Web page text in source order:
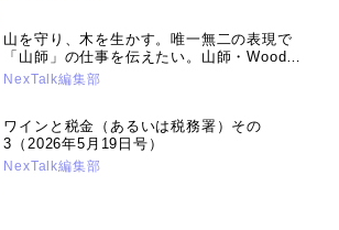
山を守り、木を生かす。唯一無二の表現で
「山師」の仕事を伝えたい。山師・Wood
Artist 高橋 成樹さん（2025年10月15日号）
NexTalk編集部
ワインと税金（あるいは税務署）その
3（2026年5月19日号）
NexTalk編集部